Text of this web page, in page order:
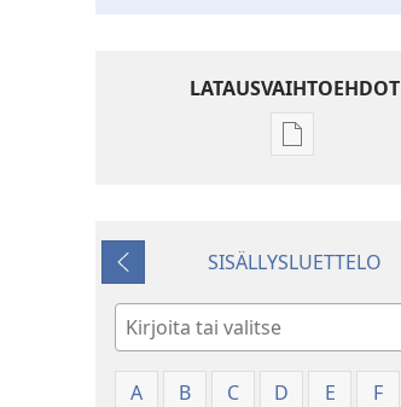
LATAUSVAIHTOEHDOT
Julkaisujen
Edellinen
SISÄLLYSLUETTELO
Hae
A
B C D E F